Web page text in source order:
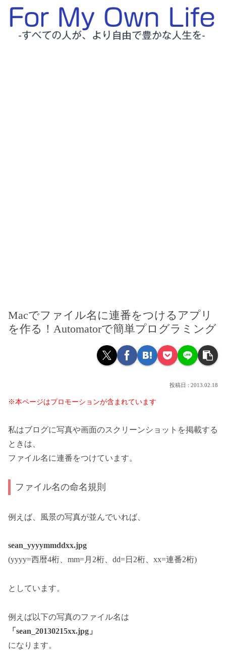
Macでファイル名に連番をつけるアプリ
を作る！Automatorで簡単プログラミング
2013.02.18
※本ページはプロモーションが含まれています
私はブログに写真や画面のスクリーンショットを掲載する
ときは、
ファイル名に連番をつけています。
ファイル名の命名規則
例えば、風景の写真が並んでいれば、
sean_yyyymmddxx.jpg
(yyyy=西暦4桁、mm=月2桁、dd=日2桁、xx=連番2桁)
としています。
例えば以下の写真のファイル名は
「sean_20130215xx.jpg」
になります。